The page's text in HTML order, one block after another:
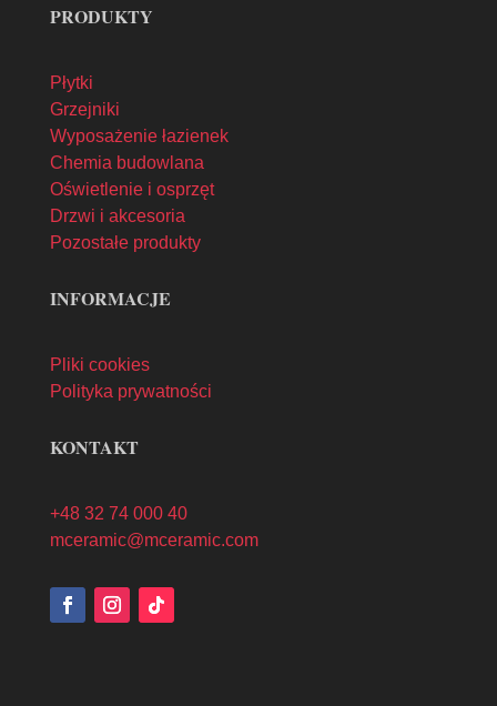
PRODUKTY
Płytki
Grzejniki
Wyposażenie łazienek
Chemia budowlana
Oświetlenie i osprzęt
Drzwi i akcesoria
Pozostałe produkty
INFORMACJE
Pliki cookies
Polityka prywatności
KONTAKT
+48 32 74 000 40
mceramic@mceramic.com